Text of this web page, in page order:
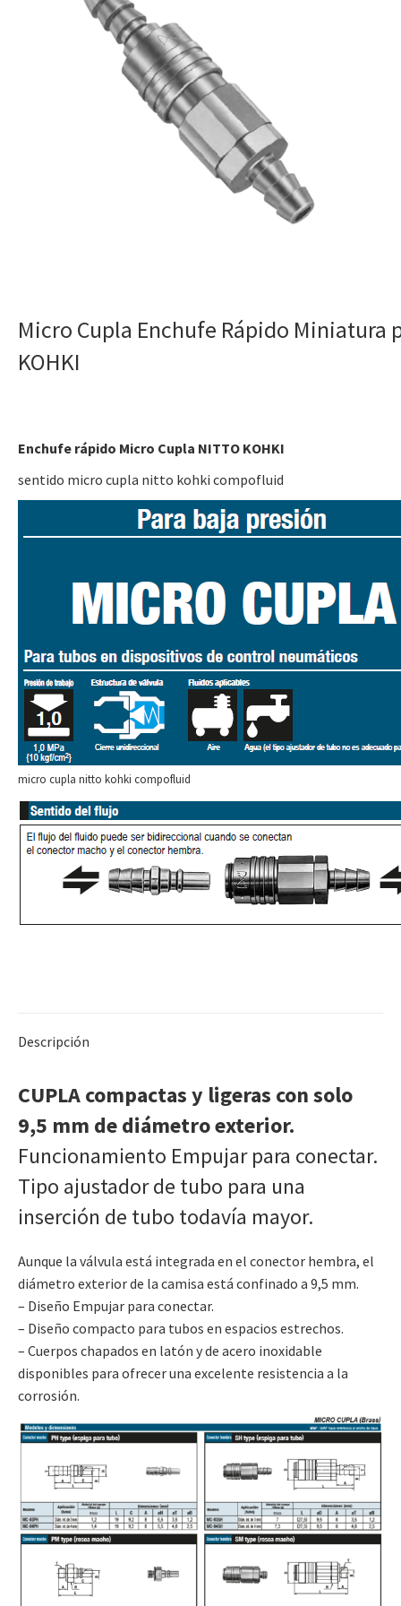
Micro Cupla Enchufe Rápido Miniatura
KOHKI
Enchufe rápido Micro Cupla NITTO KOHKI
sentido micro cupla nitto kohki compofluid
micro cupla nitto kohki compofluid
Descripción
CUPLA compactas y ligeras con solo
9,5 mm de diámetro exterior.
Funcionamiento Empujar para conectar.
Tipo ajustador de tubo para una
inserción de tubo todavía mayor.
Aunque la válvula está integrada en el conector hembra, el
diámetro exterior de la camisa está confinado a 9,5 mm.
– Diseño Empujar para conectar.
– Diseño compacto para tubos en espacios estrechos.
– Cuerpos chapados en latón y de acero inoxidable
disponibles para ofrecer una excelente resistencia a la
corrosión.